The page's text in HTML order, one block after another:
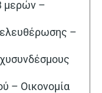
μερών –
–
– Οικονομία